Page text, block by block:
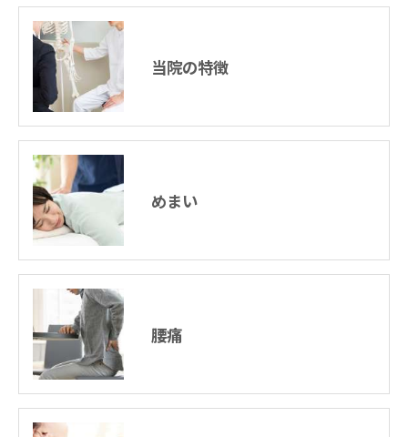
当院の特徴
めまい
腰痛